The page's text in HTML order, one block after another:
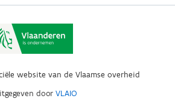
website van de Vlaamse overheid
door VLAIO